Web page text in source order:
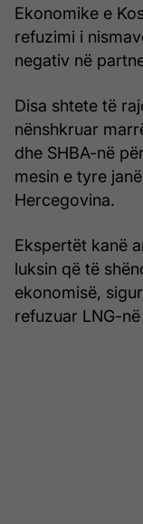
Ekonomike e
refuzimi i
negativ në
Disa shtete të
nënshkruar
dhe SHBA-në
mesin e tyre
Hercegovina.
Ekspertët kanë
luksin që të
ekonomisë,
refuzuar LNG-